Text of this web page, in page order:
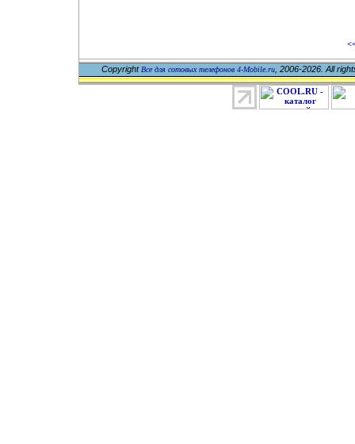
Copyright Все для сотовых телефонов 4-Mobile.ru , 2006-2026. All